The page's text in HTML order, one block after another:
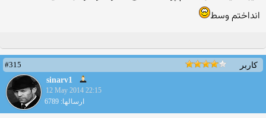
انداختم وسط
کاربر
#315
sinarv1
12 May 2014 22:15
ارسالها: 6789